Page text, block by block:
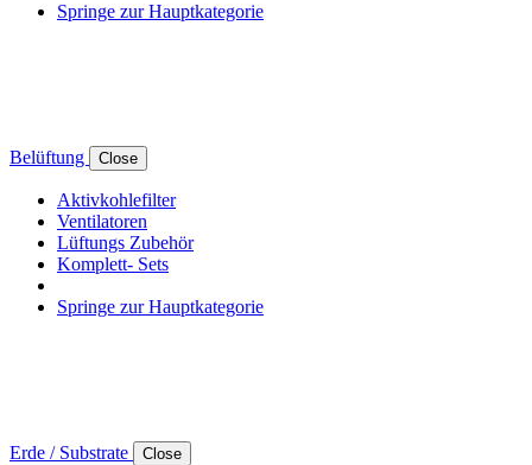
Springe zur Hauptkategorie
Belüftung Close
Aktivkohlefilter
Ventilatoren
Lüftungs Zubehör
Komplett- Sets
Springe zur Hauptkategorie
Erde / Substrate Close